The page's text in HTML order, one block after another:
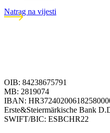
Natrag na vijesti
OIB: 84238675791
MB: 2819074
IBAN:
Erste&Steiermärkische Bank
SWIFT/BIC: ESBCHR22